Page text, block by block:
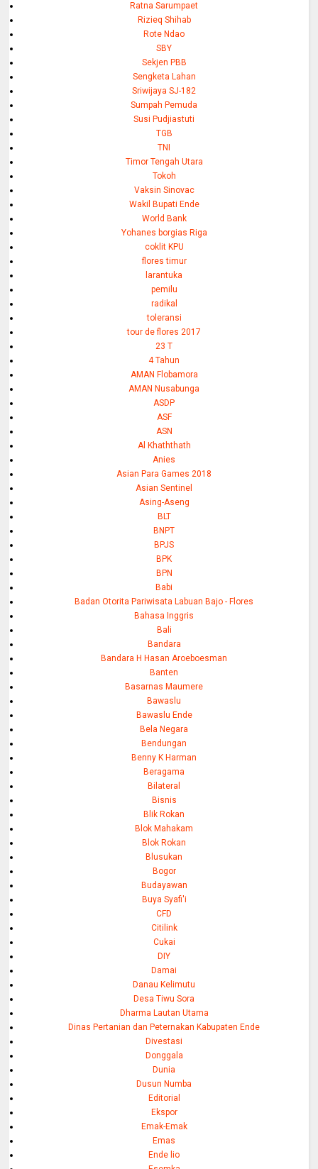
Ratna Sarumpaet
Rizieq Shihab
Rote Ndao
SBY
Sekjen PBB
Sengketa Lahan
Sriwijaya SJ-182
Sumpah Pemuda
Susi Pudjiastuti
TGB
TNI
Timor Tengah Utara
Tokoh
Vaksin Sinovac
Wakil Bupati Ende
World Bank
Yohanes borgias Riga
coklit KPU
flores timur
larantuka
pemilu
radikal
toleransi
tour de flores 2017
23 T
4 Tahun
AMAN Flobamora
AMAN Nusabunga
ASDP
ASF
ASN
Al Khaththath
Anies
Asian Para Games 2018
Asian Sentinel
Asing-Aseng
BLT
BNPT
BPJS
BPK
BPN
Babi
Badan Otorita Pariwisata Labuan Bajo - Flores
Bahasa Inggris
Bali
Bandara
Bandara H Hasan Aroeboesman
Banten
Basarnas Maumere
Bawaslu
Bawaslu Ende
Bela Negara
Bendungan
Benny K Harman
Beragama
Bilateral
Bisnis
Blik Rokan
Blok Mahakam
Blok Rokan
Blusukan
Bogor
Budayawan
Buya Syafi'i
CFD
Citilink
Cukai
DIY
Damai
Danau Kelimutu
Desa Tiwu Sora
Dharma Lautan Utama
Dinas Pertanian dan Peternakan Kabupaten Ende
Divestasi
Donggala
Dunia
Dusun Numba
Editorial
Ekspor
Emak-Emak
Emas
Ende lio